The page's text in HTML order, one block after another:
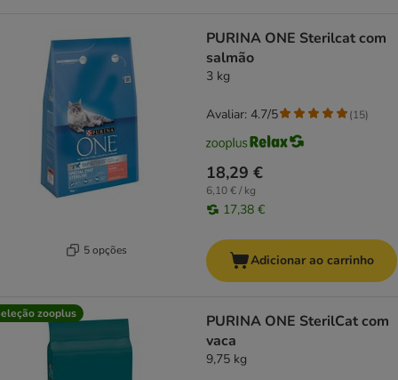
5 opções
PURINA ONE Sterilcat com
salmão
3 kg
18,29 €
6,10 € / kg
17,38 €
Avaliar: 4.7/5 (15)
Adicionar ao carrinho
zooplus
PURINA ONE SterilCat com
vaca
9,75 kg